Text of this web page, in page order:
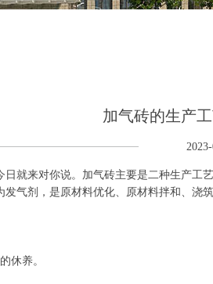
加气砖的生产
就来对你说。加气砖主要是二种生产
气剂，是原材料优化、原材料拌和、浇
休养。